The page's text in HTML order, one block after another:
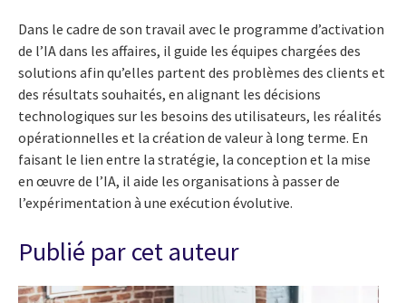
Dans le cadre de son travail avec le programme d’activation
de l’IA dans les affaires, il guide les équipes chargées des
solutions afin qu’elles partent des problèmes des clients et
des résultats souhaités, en alignant les décisions
technologiques sur les besoins des utilisateurs, les réalités
opérationnelles et la création de valeur à long terme. En
faisant le lien entre la stratégie, la conception et la mise
en œuvre de l’IA, il aide les organisations à passer de
l’expérimentation à une exécution évolutive.
Publié par cet auteur